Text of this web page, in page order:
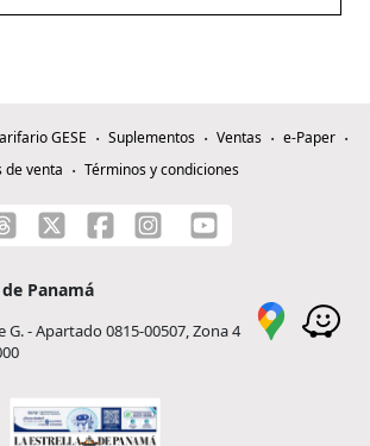
GESE Suplementos Ventas
e-Paper
de venta
Términos y condiciones
Panamá
G. - Apartado 0815-00507, Zona 4